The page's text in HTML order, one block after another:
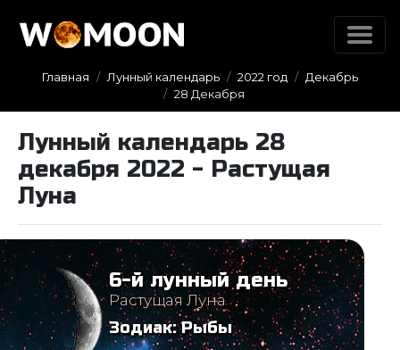
Главная Лунный календарь 2022 год
Декабрь
28 Декабря
Лунный календарь 28
декабря 2022 - Растущая
Луна
6-й лунный день
Растущая Луна
Зодиак:Рыбы